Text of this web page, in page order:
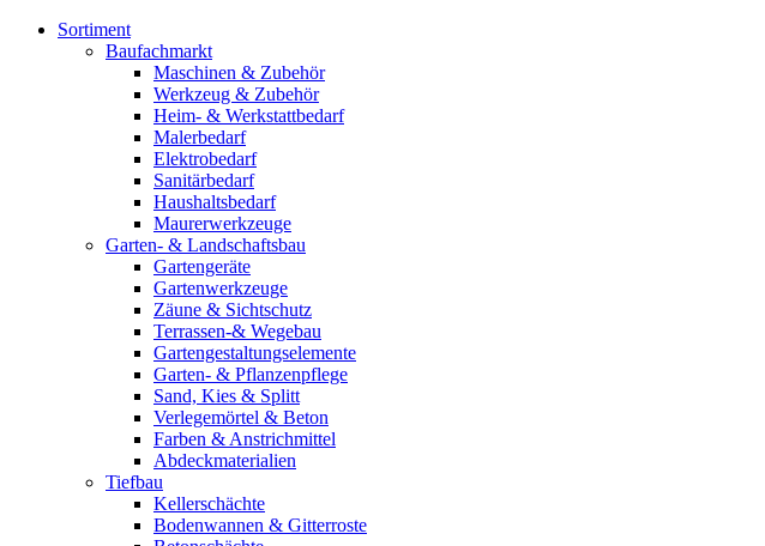
Sortiment
Baufachmarkt
Maschinen & Zubehör
Werkzeug & Zubehör
Heim- & Werkstattbedarf
Malerbedarf
Elektrobedarf
Sanitärbedarf
Haushaltsbedarf
Maurerwerkzeuge
Garten- & Landschaftsbau
Gartengeräte
Gartenwerkzeuge
Zäune & Sichtschutz
Terrassen-& Wegebau
Gartengestaltungselemente
Garten- & Pflanzenpflege
Sand, Kies & Splitt
Verlegemörtel & Beton
Farben & Anstrichmittel
Abdeckmaterialien
Tiefbau
Kellerschächte
Bodenwannen & Gitterroste